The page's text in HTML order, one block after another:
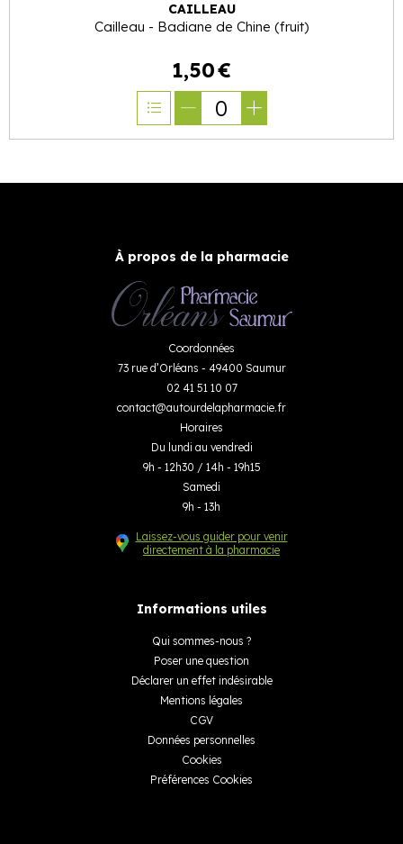
CAILLEAU
Cailleau - Badiane de Chine (fruit)
1,50€
0
À propos de la pharmacie
Coordonnées
73 rue d’Orléans - 49400 Saumur
02 41 51 10 07
contact@autourdelapharmacie.fr
Horaires
Du lundi au vendredi
9h - 12h30 / 14h - 19h15
Samedi
9h - 13h
Laissez-vous guider pour venir
directement à la pharmacie
Informations utiles
Qui sommes-nous ?
Poser une question
Déclarer un effet indésirable
Mentions légales
CGV
Données personnelles
Cookies
Préférences Cookies